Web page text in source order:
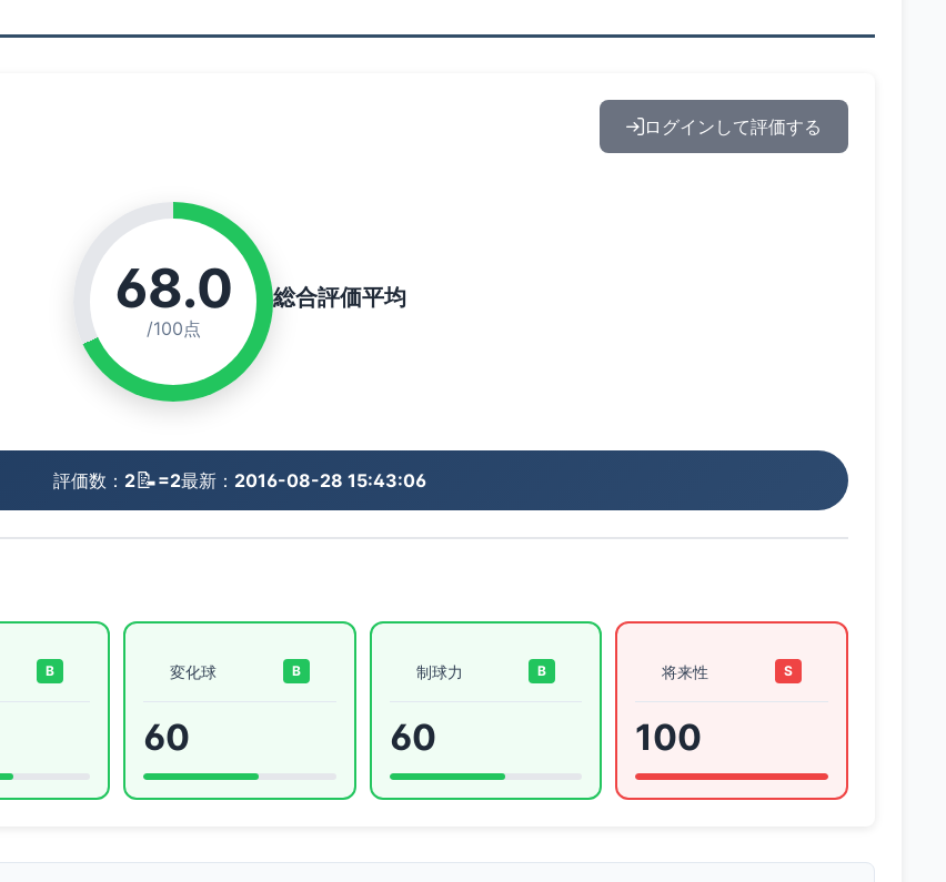
ログインして評価する
68.0
/100点
総合評価平均
評価数： 2📝=2最新： 2016-08-28 15:43:06
B 変化球 B
60
制球力 B
60
将来性 S
100